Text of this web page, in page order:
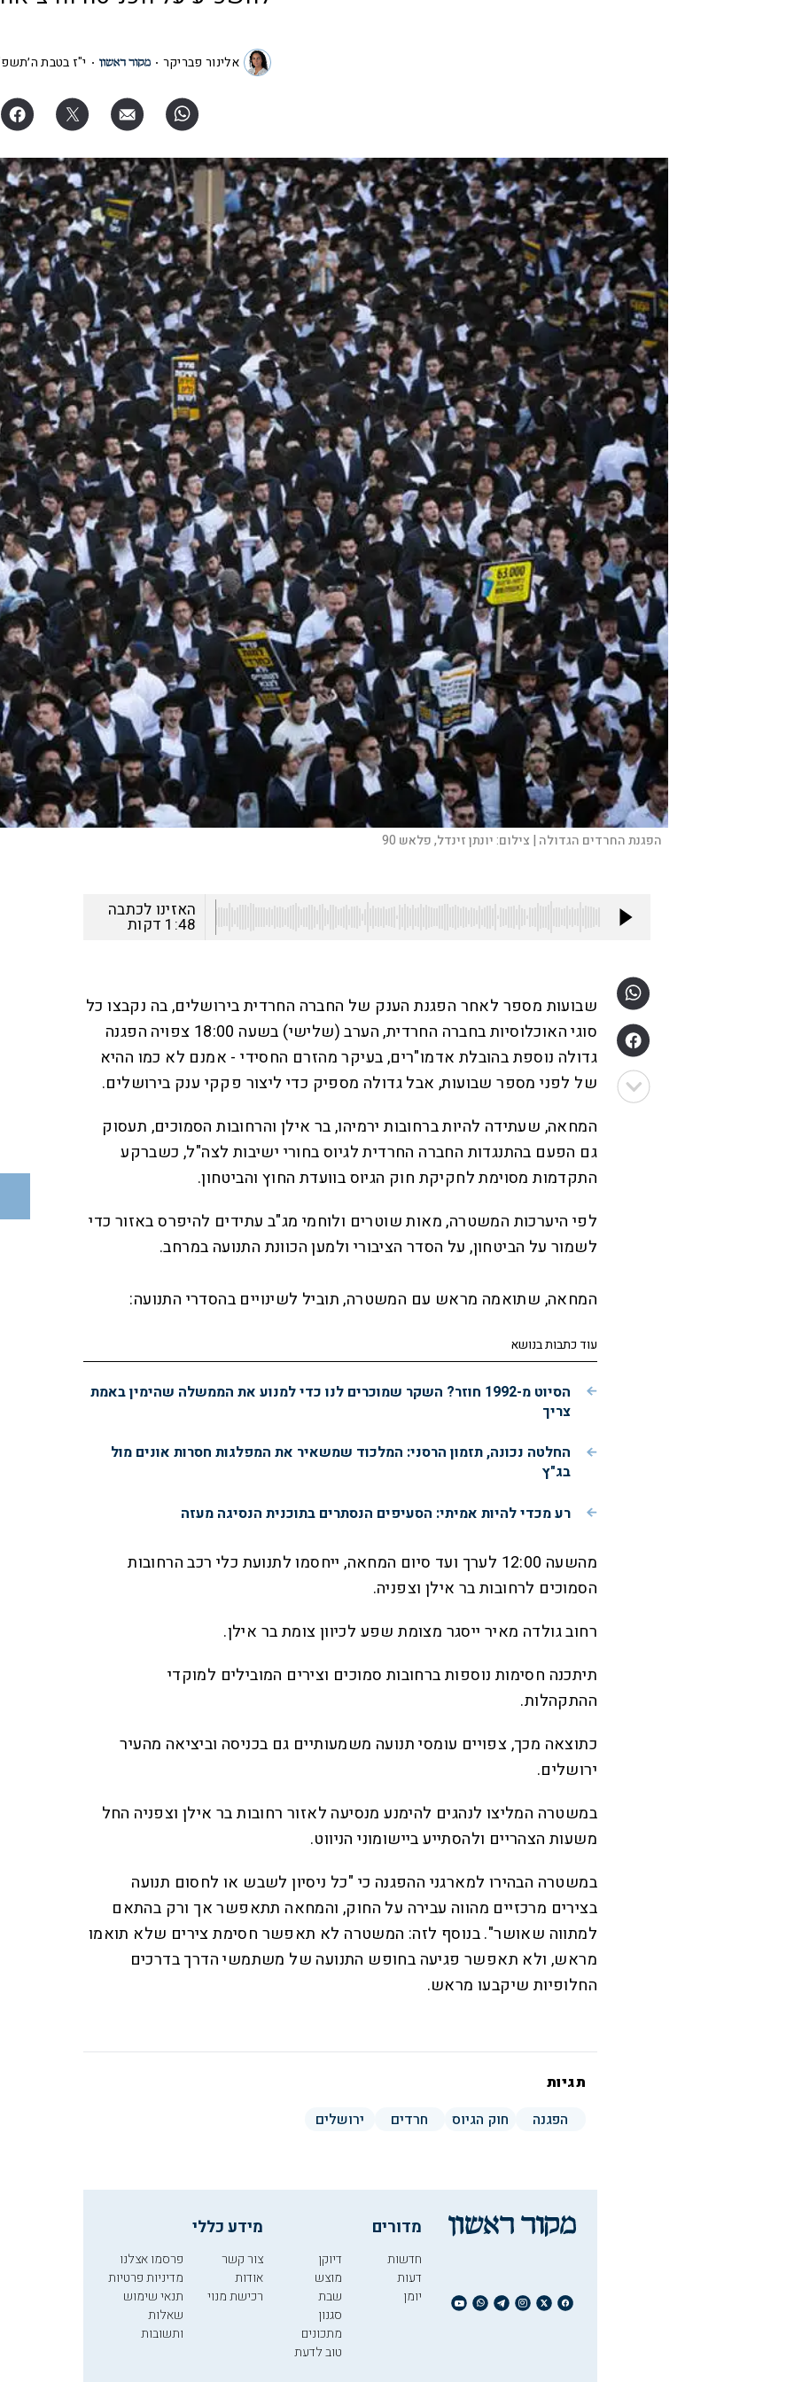
אלינור פבריקר י"ז בטבת
הפגנת החרדים הגדולה | צילום:יונתן זינדל, פלאש 90
האזינו לכתבה
1:48 דקות
שבועות מספר לאחר הפגנת הענק של החברה החרדית בירושלים, בה נקבצו כל
סוגי האוכלוסיות בחברה החרדית, הערב (שלישי) בשעה 18:00 צפויה הפגנה
גדולה נוספת בהובלת אדמו"רים, בעיקר מהזרם החסידי - אמנם לא כמו ההיא
של לפני מספר שבועות, אבל גדולה מספיק כדי ליצור פקקי ענק בירושלים.
המחאה, שעתידה להיות ברחובות ירמיהו, בר אילן והרחובות הסמוכים, תעסוק
גם הפעם בהתנגדות החברה החרדית לגיוס בחורי ישיבות לצה"ל, כשברקע
התקדמות מסוימת לחקיקת חוק הגיוס בוועדת החוץ והביטחון.
לפי היערכות המשטרה, מאות שוטרים ולוחמי מג"ב עתידים להיפרס באזור כדי
לשמור על הביטחון, על הסדר הציבורי ולמען הכוונת התנועה במרחב.
המחאה, שתואמה מראש עם המשטרה, תוביל לשינויים בהסדרי התנועה:
עוד כתבות בנושא
הסיוט מ-1992 חוזר? השקר שמוכרים לנו כדי למנוע את הממשלה שהימין באמת
צריך
החלטה נכונה, תזמון הרסני: המלכוד שמשאיר את המפלגות חסרות אונים מול
בג"ץ
רע מכדי להיות אמיתי: הסעיפים הנסתרים בתוכנית הנסיגה מעזה
מהשעה 12:00 לערך ועד סיום המחאה, ייחסמו לתנועת כלי רכב הרחובות
הסמוכים לרחובות בר אילן וצפניה.
רחוב גולדה מאיר ייסגר מצומת שפע לכיוון צומת בר אילן.
תיתכנה חסימות נוספות ברחובות סמוכים וצירים המובילים למוקדי
ההתקהלות.
כתוצאה מכך, צפויים עומסי תנועה משמעותיים גם בכניסה וביציאה מהעיר
ירושלים.
במשטרה המליצו לנהגים להימנע מנסיעה לאזור רחובות בר אילן וצפניה החל
משעות הצהריים ולהסתייע ביישומוני הניווט.
במשטרה הבהירו למארגני ההפגנה כי "כל ניסיון לשבש או לחסום תנועה
בצירים מרכזיים מהווה עבירה על החוק, והמחאה תתאפשר אך ורק בהתאם
למתווה שאושר". בנוסף לזה: המשטרה לא תאפשר חסימת צירים שלא תואמו
מראש, ולא תאפשר פגיעה בחופש התנועה של משתמשי הדרך בדרכים
החלופיות שיקבעו מראש.
תגיות
הפגנה
חוק הגיוס חרדים ירושלים
מדורים
חדשות
דעות
יומן
דיוקן
מוצש
שבת
סגנון
מתכונים
טוב לדעת
מידע כללי
צור קשר
אודות
רכישת מנוי
פרסמו אצלנו
מדיניות פרטיות
תנאי שימוש
שאלות
ותשובות